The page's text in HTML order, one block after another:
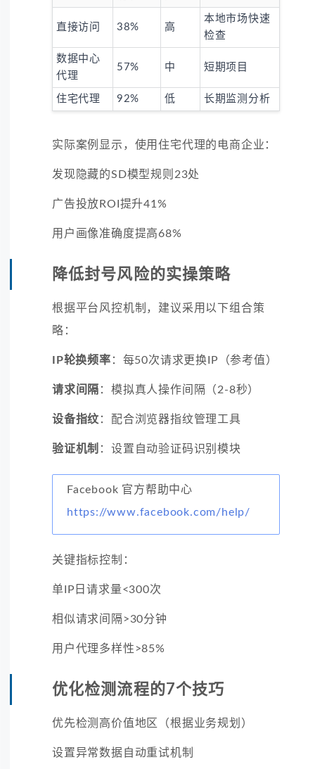
直接访问 38% 高
本地市场快速
检查
数据中心
代理
57% 中 短期项目
住宅代理 92% 低 长期监测分析
实际案例显示，使用住宅代理的电商企业：
发现隐藏的SD模型规则23处
广告投放ROI提升41%
用户画像准确度提高68%
降低封号风险的实操策略
根据平台风控机制，建议采用以下组合策
略：
IP轮换频率 ：每50次请求更换IP（参考值）
请求间隔 ：模拟真人操作间隔（2-8秒）
设备指纹 ：配合浏览器指纹管理工具
验证机制 ：设置自动验证码识别模块
Facebook 官方帮助中心
https://www.facebook.com/help/
关键指标控制：
单IP日请求量<300次
相似请求间隔>30分钟
用户代理多样性>85%
优化检测流程的7个技巧
优先检测高价值地区（根据业务规划）
设置异常数据自动重试机制